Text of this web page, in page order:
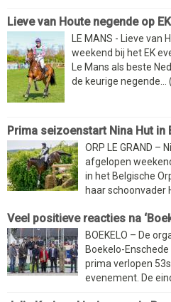
Lieve van Houte negende op
LE MANS - Lieve van
weekend bij het EK
Le Mans als beste
de keurige negende...
Prima seizoenstart Nina Hut in
ORP LE GRAND –
afgelopen
in het Belgische
haar schoonvader
Veel positieve reacties na
BOEKELO – De
Boekelo-
prima verlopen
evenement. De